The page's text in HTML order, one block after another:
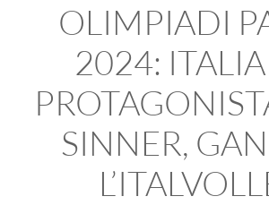
OLIMPIADI
2024:
SINNER,